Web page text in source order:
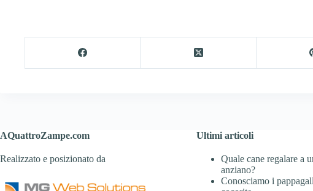
AQuattroZampe.com
Realizzato e posizionato da
Ultimi articoli
Quale cane regalare a
anziano?
Conosciamo i